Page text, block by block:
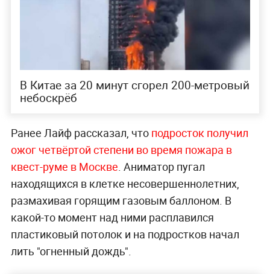
В Китае за 20 минут сгорел 200-метровый
небоскрёб
Ранее Лайф рассказал, что подросток получил
ожог четвёртой степени во время пожара в
квест-руме в Москве . Аниматор пугал
находящихся в клетке несовершеннолетних,
размахивая горящим газовым баллоном. В
какой-то момент над ними расплавился
пластиковый потолок и на подростков начал
лить "огненный дождь".